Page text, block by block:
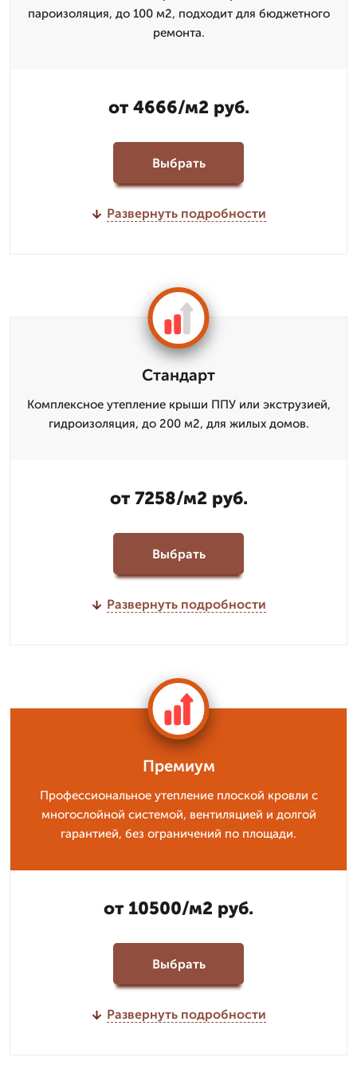
пароизоляция, до 100 м2, подходит для бюджетного
ремонта.
от 4666/м2 руб.
Выбрать
Развернуть подробности
Стандарт
Комплексное утепление крыши ППУ или экструзией,
гидроизоляция, до 200 м2, для жилых домов.
от 7258/м2 руб.
Выбрать
Развернуть подробности
Премиум
Профессиональное утепление плоской кровли с
многослойной системой, вентиляцией и долгой
гарантией, без ограничений по площади.
от 10500/м2 руб.
Выбрать
Развернуть подробности